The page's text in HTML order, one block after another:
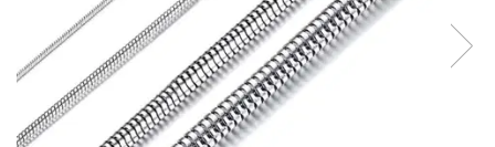
semipretioase
Bijuterii argint placat cu aur
Bijuterii argint cu diverse
materiale
Bijuterii de Lux
Bijuterii gotice si rock
Bijuterii Handmade
Bijuterii fantezie